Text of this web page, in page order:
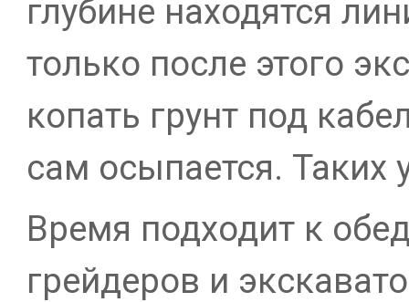
глубине находятся
только после этого
копать грунт под
сам осыпается. Таких
Время подходит к
грейдеров и